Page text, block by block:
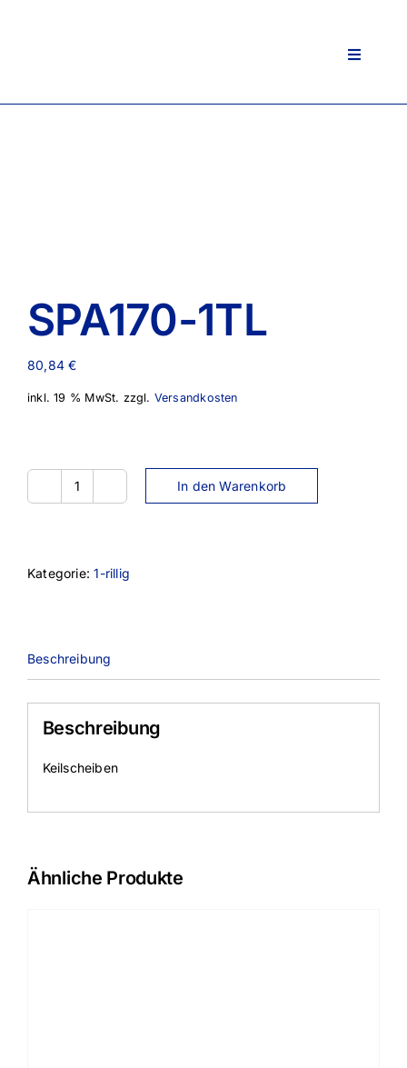
Toggle
SPA170-1TL
80,84€
inkl. 19 % MwSt. zzgl. Versandkosten
SPA170-
In den Warenkorb
Kategorie:1-rillig
Beschreibung
Beschreibung
Keilscheiben
Ähnliche Produkte